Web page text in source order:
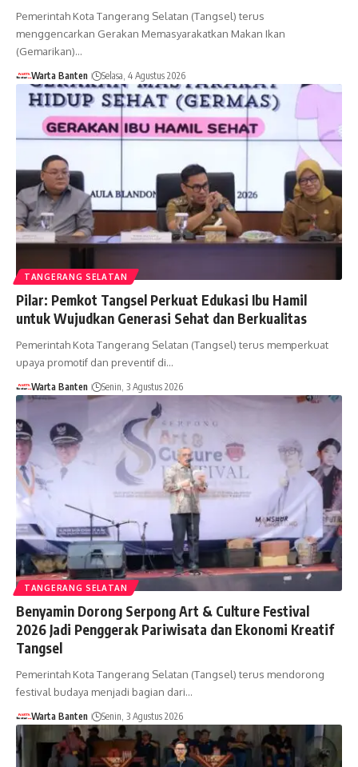
Pemerintah Kota Tangerang Selatan (Tangsel) terus
menggencarkan Gerakan Memasyarakatkan Makan Ikan
(Gemarikan)…
Warta Banten Selasa, 4 Agustus 2026
TANGERANG SELATAN
Pilar: Pemkot Tangsel Perkuat Edukasi Ibu Hamil
untuk Wujudkan Generasi Sehat dan Berkualitas
Pemerintah Kota Tangerang Selatan (Tangsel) terus memperkuat
upaya promotif dan preventif di…
Warta Banten Senin, 3 Agustus 2026
TANGERANG SELATAN
Benyamin Dorong Serpong Art & Culture Festival
2026 Jadi Penggerak Pariwisata dan Ekonomi Kreatif
Tangsel
Pemerintah Kota Tangerang Selatan (Tangsel) terus mendorong
festival budaya menjadi bagian dari…
Warta Banten Senin, 3 Agustus 2026